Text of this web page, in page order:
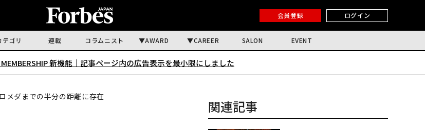
会員登録 ログイン
テゴリ 連載 コラムニスト AWARD CAREER SALON EVENT
新機能｜ 記事ページ内の広告表示を最小限にしました
メダまでの半分の距離に存在
関連記事